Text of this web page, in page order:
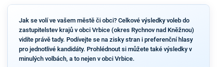
Jak se volí ve vašem městě či obci? Celkové výsledky voleb do
zastupitelstev krajů v obci Vrbice (okres Rychnov nad Kněžnou)
vidíte právě tady. Podívejte se na zisky stran i preferenční hlasy
pro jednotlivé kandidáty. Prohlédnout si můžete také výsledky v
minulých volbách, a to nejen v obci Vrbice.